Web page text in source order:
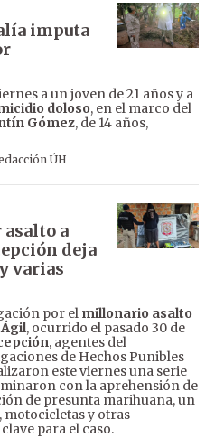
imputa
a un joven de 21 años y a
doloso, en el marco del
Gómez, de 14 años,
ÚH
a
deja
varias
por el millonario asalto
, ocurrido el pasado 30 de
, agentes del
de Hechos Punibles
este viernes una serie
con la aprehensión de
de presunta marihuana, un
motocicletas y otras
para el caso.